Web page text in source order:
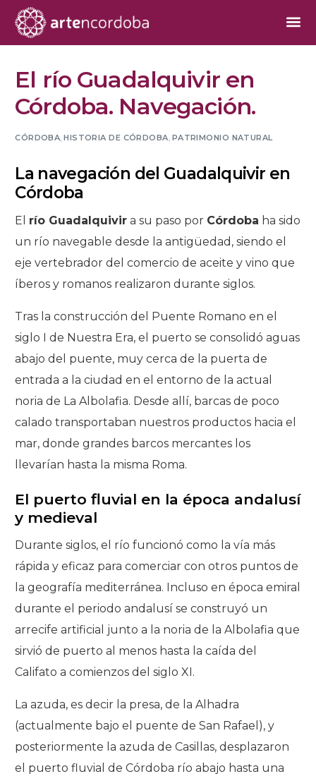
El río Guadalquivir en
Córdoba. Navegación.
CÓRDOBA ,HISTORIA DE CÓRDOBA PATRIMONIO NATURAL
La navegación del Guadalquivir en
Córdoba
El río Guadalquivir a su paso por Córdoba ha sido
un río navegable desde la antigüedad, siendo el
eje vertebrador del comercio de aceite y vino que
íberos y romanos realizaron durante siglos.
Tras la construcción del Puente Romano en el
siglo I de Nuestra Era, el puerto se consolidó aguas
abajo del puente, muy cerca de la puerta de
entrada a la ciudad en el entorno de la actual
noria de La Albolafia. Desde allí, barcas de poco
calado transportaban nuestros productos hacia el
mar, donde grandes barcos mercantes los
llevarían hasta la misma Roma.
El puerto fluvial en la época andalusí
y medieval
Durante siglos, el río funcionó como la vía más
rápida y eficaz para comerciar con otros puntos de
la geografía mediterránea. Incluso en época emiral
durante el periodo andalusí se construyó un
arrecife artificial junto a la noria de la Albolafia que
sirvió de puerto al menos hasta la caída del
Califato a comienzos del siglo XI.
La azuda, es decir la presa, de la Alhadra
(actualmente bajo el puente de San Rafael), y
posteriormente la azuda de Casillas, desplazaron
el puerto fluvial de Córdoba río abajo hasta una